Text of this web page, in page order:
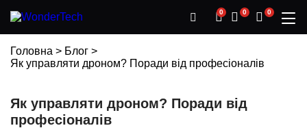
0 0 0
Головна > Блог >
Як управляти дроном? Поради від професіоналів
Як управляти дроном? Поради від
професіоналів